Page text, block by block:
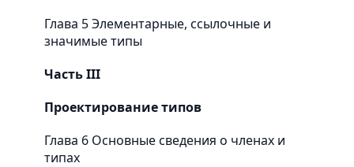
Глава 5 Элементарные, ссылочные и
значимые типы
Часть III
Проектирование типов
Глава 6 Основные сведения о членах и
типах